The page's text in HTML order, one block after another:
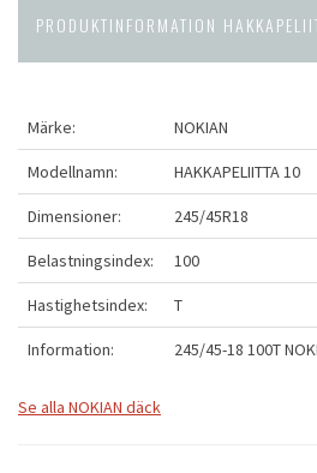
PRODUKTINFORMATION
Märke: NOKIAN
Modellnamn: HAKKAPELIITTA 10
Dimensioner: 245/45R18
Belastningsindex: 100
Hastighetsindex: T
Information: 245/45-18 100T
Se alla NOKIAN däck